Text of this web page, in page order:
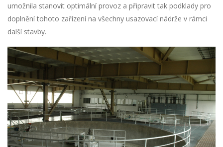
umožnila stanovit optimální provoz a připravit tak podklady pro
doplnění tohoto zařízení na všechny usazovací nádrže v rámci
další stavby.